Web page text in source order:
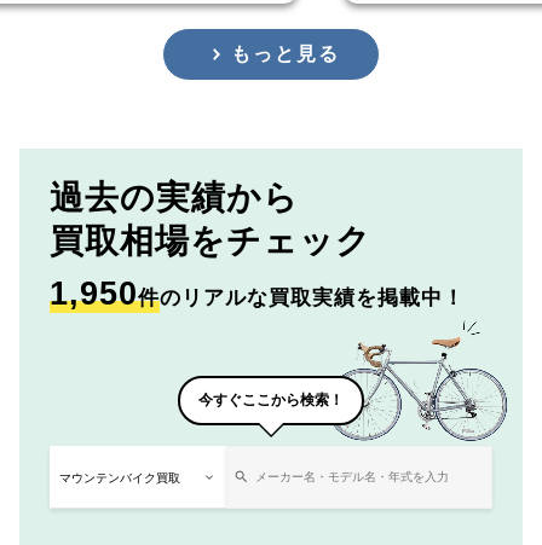
もっと見る
過去の実績から
買取相場をチェック
1,950件のリアルな買取実績を掲載中！
今すぐここから検索！